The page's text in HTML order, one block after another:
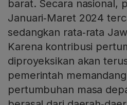
barat. Secara nasional,
Januari‑Maret 2024
sedangkan rata‑rata
Karena kontribusi
diproyeksikan akan
pemerintah
pertumbuhan masa